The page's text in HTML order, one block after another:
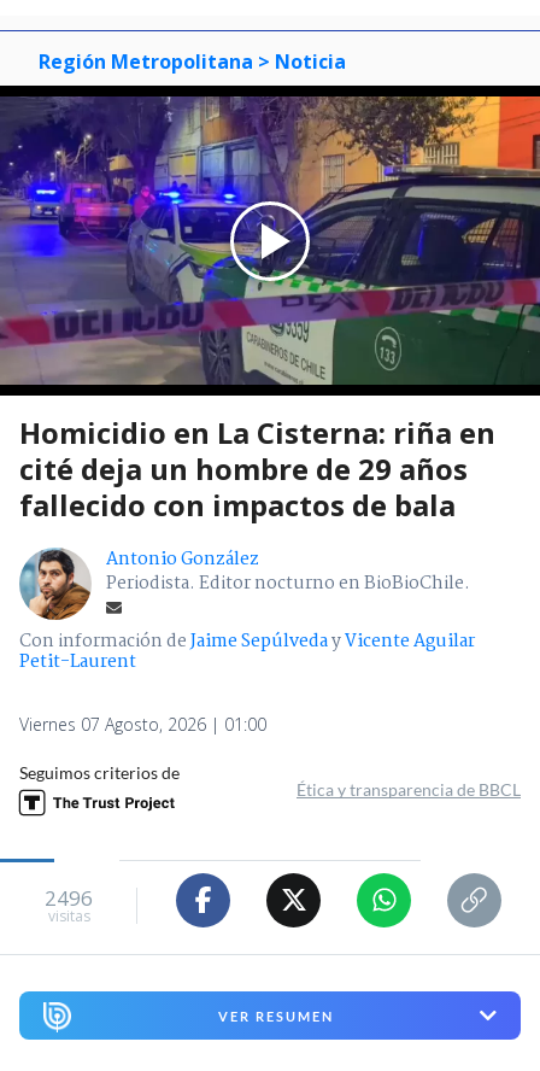
Región Metropolitana > Noticia
Homicidio en La Cisterna: riña en
cité deja un hombre de 29 años
fallecido con impactos de bala
Antonio González
Periodista. Editor nocturno en BioBioChile.
Con información deJaime SepúlvedayVicente Aguilar
Petit-Laurent
Viernes 07 Agosto, 2026 | 01:00
Seguimos criterios de
Ética y transparencia de BBCL
2496
visitas
VER RESUMEN